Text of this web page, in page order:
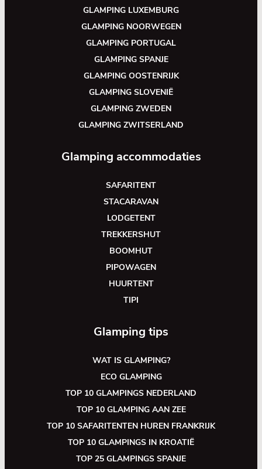
GLAMPING LUXEMBURG
GLAMPING NOORWEGEN
GLAMPING PORTUGAL
GLAMPING SPANJE
GLAMPING OOSTENRIJK
GLAMPING SLOVENIË
GLAMPING ZWEDEN
GLAMPING ZWITSERLAND
Glamping accommodaties
SAFARITENT
STACARAVAN
LODGETENT
TREKKERSHUT
BOOMHUT
PIPOWAGEN
HUURTENT
TIPI
Glamping tips
WAT IS GLAMPING?
ECO GLAMPING
TOP 10 GLAMPINGS NEDERLAND
TOP 10 GLAMPING AAN ZEE
TOP 10 SAFARITENTEN HUREN FRANKRIJK
TOP 10 GLAMPINGS IN KROATIË
TOP 25 GLAMPINGS SPANJE